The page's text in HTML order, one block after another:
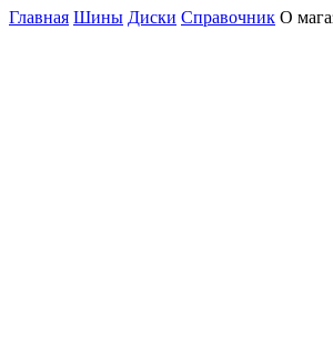
Главная Шины Диски Справочник О